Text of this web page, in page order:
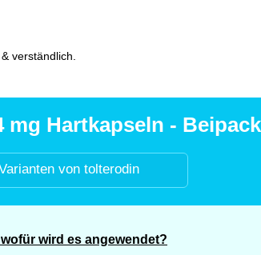
verständlich.
Hartkapseln -
von tolterodin
wird es angewendet?